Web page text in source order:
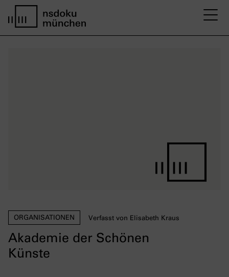
Akademie der Schönen
Künste
ORGANISATIONEN Verfasst von Elisabeth Kraus